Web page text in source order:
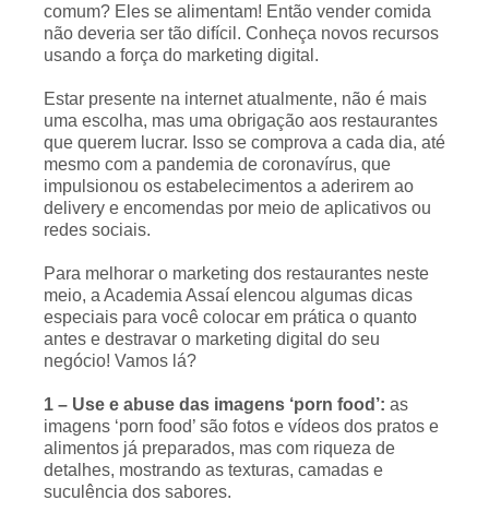
comum? Eles se alimentam! Então vender comida
não deveria ser tão difícil. Conheça novos recursos
usando a força do marketing digital.
Estar presente na internet atualmente, não é mais
uma escolha, mas uma obrigação aos restaurantes
que querem lucrar. Isso se comprova a cada dia, até
mesmo com a pandemia de coronavírus, que
impulsionou os estabelecimentos a aderirem ao
delivery e encomendas por meio de aplicativos ou
redes sociais.
Para melhorar o marketing dos restaurantes neste
meio, a Academia Assaí elencou algumas dicas
especiais para você colocar em prática o quanto
antes e destravar o marketing digital do seu
negócio! Vamos lá?
1 – Use e abuse das imagens ‘porn food’: as
imagens ‘porn food’ são fotos e vídeos dos pratos e
alimentos já preparados, mas com riqueza de
detalhes, mostrando as texturas, camadas e
suculência dos sabores.